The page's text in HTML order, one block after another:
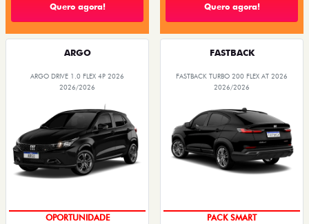
Quero agora! Quero agora!
ARGO
ARGO DRIVE 1.0 FLEX 4P 2026
2026/2026
OPORTUNIDADE
FASTBACK
FASTBACK TURBO 200 FLEX AT 2026
2026/2026
PACK SMART